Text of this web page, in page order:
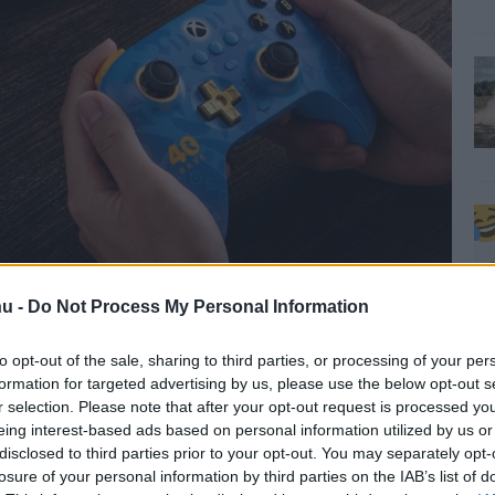
- Do Not Process My Personal Information
opt-out of the sale, sharing to third parties, or processing of your
for targeted advertising by us, please use the below opt-out
selection. Please note that after your opt-out request is processed
interest-based ads based on personal information utilized by us
to third parties prior to your opt-out. You may separately
of your personal information by third parties on the IAB’s list of
csatlakozik, akontroller Xbox Series S, Series X, vagy
és kompatibilis Windows, Android és Apple
aranyszínű fém D-padot, valamint Sea of
A csomagban található egy színben passzoló
adapter, és két egyedi joycap is. A különleges
az Amazonon 89,99 dollárért, ami húsz dollárral